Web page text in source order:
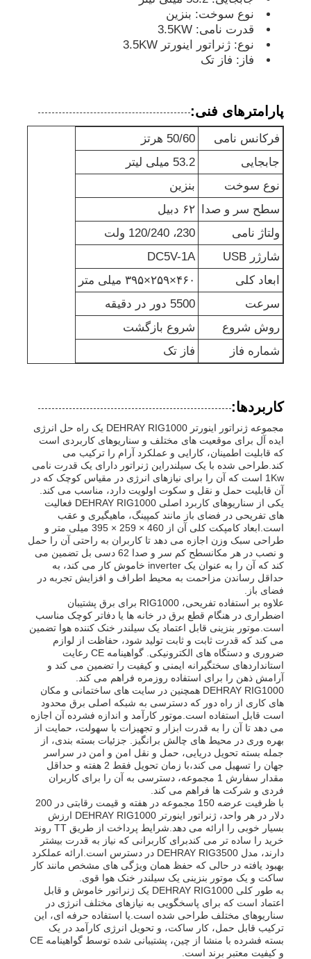
مجموعه ژنراتور ضد صدا
مجموعه ژنراتور سایبان
ژنراتور کم سر و صدا
نگهداري ژنراتور
مجموعه ژنراتور جوش
موتور دیزل ژنراتور
پمپ آب فاضلاب
نوع سوخت: بنزین
قدرت نامی: 3.5KW
نوع: ژنراتور اینورتر 3.5KW
فاز: فاز تک
پارامترهای فنی:
فرکانس نامی
50/60 هرتز
جابجایی
53.2 میلی لیتر
نوع سوخت
بنزین
سطح سر و صدا
۶۲ دبیل
ولتاژ نامی
230، 120/240 ولت
شارژر USB
DC5V-1A
ابعاد کلی
۴۶۰×۲۵۹×۳۹۵ میلی متر
سرعت
5500 دور در دقیقه
روش شروع
شروع بازگشت
شماره فاز
فاز تک
کاربردها:
مجموعه ژنراتور اینورتر DEHRAY RIG1000 یک راه حل انرژی
ایده آل برای موقعیت های مختلف و سناریوهای کاربردی است
که قابلیت اطمینان، کارایی و عملکرد آرام را ترکیب می
کند.طراحی شده با یک سیلندراین ژنراتور دارای یک قدرت نامی
1Kw است که آن را برای نیازهای انرژی در مقیاس کوچک که در
آن قابلیت حمل و نقل و سکوت اولویت دارد، مناسب می کند.
یکی از سناریوهای کاربرد اصلی DEHRAY RIG1000 فعالیت
های تفریحی در فضای باز مانند کمپینگ، ماهیگیری و عقب
است.ابعاد کامپکت کلی آن از 460 × 259 × 395 میلی متر و
طراحی سبک وزن اجازه می دهد تا کاربران به راحتی آن را حمل
و نصب در هر مکانسطح کم سر و صدا 62 دسی بل تضمین می
کند که آن را به عنوان یک inverter خاموش کار می کند، به
حداقل رساندن مزاحمت به محیط اطراف و افزایش تجربه در
فضای باز.
علاوه بر استفاده تفریحی، RIG1000 برای برق پشتیبان
اضطراری در هنگام قطع برق در خانه ها یا دفاتر کوچک مناسب
است.موتور بنزینی قابل اعتماد یک سیلندر خنک کننده هوا تضمین
می کند که قدرت ثابت و ثابت تولید شود، حفاظت از لوازم
ضروری و دستگاه های الکترونیکی. گواهینامه CE رعایت
استانداردهای سختگیرانه ایمنی و کیفیت را تضمین می کند و
آرامش ذهن را برای استفاده روزمره فراهم می کند.
DEHRAY RIG1000 همچنین در سایت های ساختمانی و مکان
های کاری از راه دور که دسترسی به شبکه اصلی برق محدود
است قابل استفاده است.موتور کارآمد و اندازه فشرده آن اجازه
می دهد تا آن را به قدرت ابزار و تجهیزات با سهولت، حمایت از
بهره وری در محیط های چالش برانگیز. جزئیات بسته بندی، از
جمله بسته تحویل دریایی، حمل و نقل امن و امن در سراسر
جهان را تسهیل می کند،با زمان تحویل فقط 2 هفته و حداقل
مقدار سفارش 1 مجموعه، دسترسی به آن را برای کاربران
فردی و شرکت ها فراهم می کند.
با ظرفیت عرضه 150 مجموعه در هفته و قیمت رقابتی در 200
دلار در هر واحد، ژنراتور اینورتر DEHRAY RIG1000 ارزش
بسیار خوبی را ارائه می دهد.شرایط پرداخت از طریق TT روند
خرید را ساده تر می کندبرای کاربرانی که نیاز به قدرت بیشتر
دارند، مدل DEHRAY RIG3500 در دسترس است.ارائه عملکرد
بهبود یافته در حالی که حفظ همان ویژگی های مشخص مانند کار
ساکت و یک موتور بنزینی یک سیلندر خنک هوا قوی.
به طور کلی DEHRAY RIG1000 یک ژنراتور خاموش و قابل
اعتماد است که برای پاسخگویی به نیازهای مختلف انرژی در
سناریوهای مختلف طراحی شده است.یا استفاده حرفه ای، این
ترکیب قابل حمل، کار ساکت، و تحویل انرژی کارآمد در یک
بسته فشرده با منشا از چین، پشتیبانی شده توسط گواهینامه CE
و کیفیت معتبر برند است.